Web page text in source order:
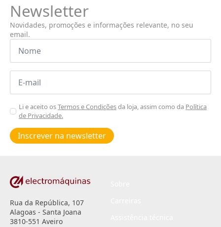
Newsletter
Novidades, promoções e informações relevante, no seu
email.
Nome
Email
Aceitar
Poiticas
de
privacidade
Li e aceito osTermos e Condiçõesda loja, assim como da Política
de Privacidade.
Inscrever na newsletter
Rua da República, 107
Alagoas - Santa Joana
3810-551 Aveiro